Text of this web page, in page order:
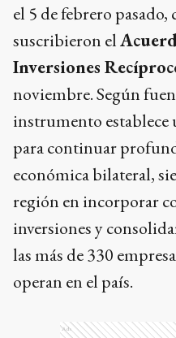
el 5 de febrero
suscribieron el
Inversiones
noviembre. Según
instrumento establece
para continuar
económica bilateral,
región en incorporar
inversiones y
las más de 330
operan en el país.
Ads